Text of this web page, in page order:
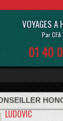
VOYAGES A
Par CFA
01 40
LUDOVIC